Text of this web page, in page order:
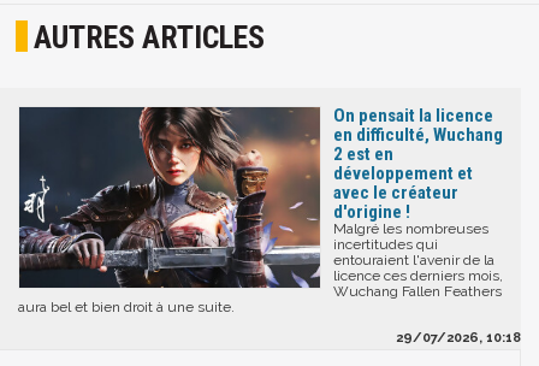
AUTRES ARTICLES
On pensait la licence
en difficulté, Wuchang
2 est en
développement et
avec le créateur
d'origine !
Malgré les nombreuses
incertitudes qui
entouraient l'avenir de la
licence ces derniers mois,
Wuchang Fallen Feathers
aura bel et bien droit à une suite.
29/07/2026, 10:18